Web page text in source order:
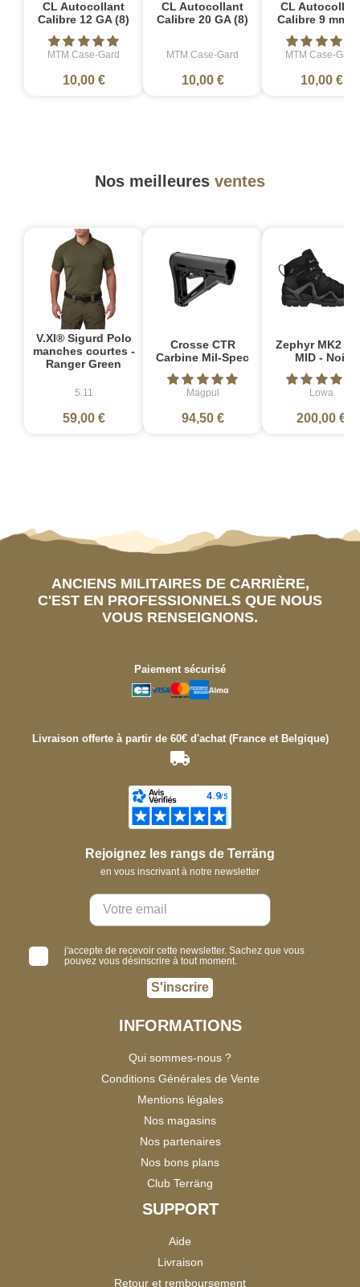
CL Autocollant
Calibre 12 GA (8)
MTM Case-Gard
10,00 €
CL Autocollant
Calibre 20 GA (8)
MTM Case-Gard
10,00 €
CL
Calibre 9 mm
MTM Case-Gard
10,00 €
Nos meilleures ventes
V.XI® Sigurd Polo
manches courtes -
Ranger Green
5.11
59,00 €
Crosse CTR
Carbine Mil-Spec
Magpul
94,50 €
Zephyr MK2
MID - Noir
Lowa
200,00 €
ANCIENS MILITAIRES DE CARRIÈRE,
C'EST EN PROFESSIONNELS QUE NOUS
VOUS RENSEIGNONS.
Paiement sécurisé
Livraison offerte à partir de 60€ d'achat (France et Belgique)
Rejoignez les rangs de Terräng
en vous inscrivant à notre newsletter
j'accepte de recevoir cette newsletter. Sachez que vous
pouvez vous désinscrire à tout moment.
S'inscrire
INFORMATIONS
Qui sommes-nous ?
Conditions Générales de Vente
Mentions légales
Nos magasins
Nos partenaires
Nos bons plans
Club Terräng
SUPPORT
Aide
Livraison
Retour et remboursement